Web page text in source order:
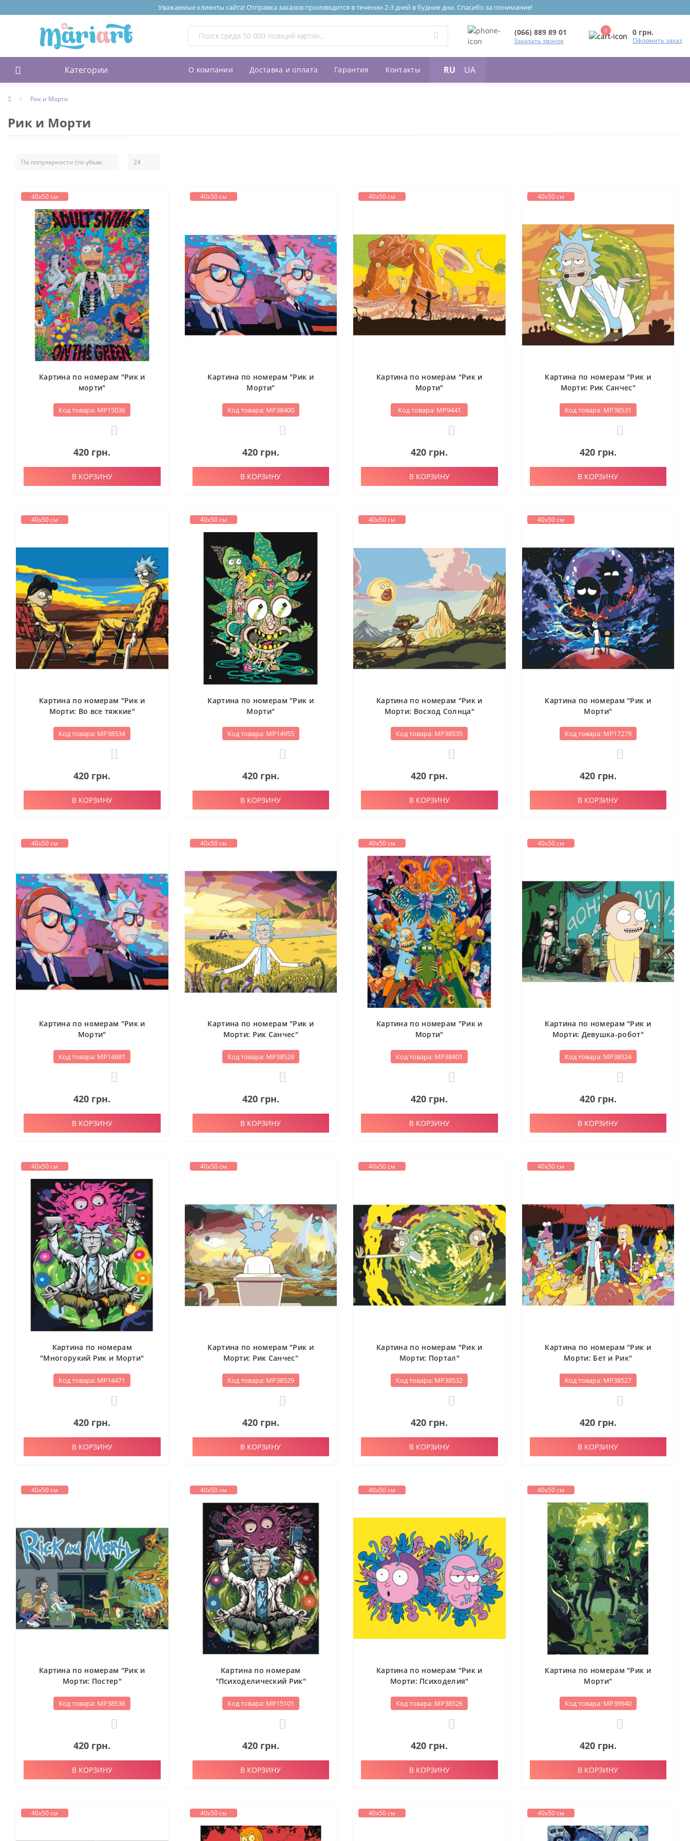
Уважаемые клиенты сайта! Отправка заказов производится в течении 2-3 дней в будние дни. Спасибо за понимание!
(066) 889 89 01
Заказать звонок
0 0 грн.
Оформить заказ
Категории О компании Доставка и оплата Гарантия Контакты RU UA
Рик и Морти
Рик и Морти
40х50 см
Картина по номерам "Рик и
морти"
Код товара: МР15036
420 грн.
В КОРЗИНУ
40х50 см
Картина по номерам "Рик и
Морти"
Код товара: МР38400
420 грн.
В КОРЗИНУ
40х50 см
Картина по номерам "Рик и
Морти"
Код товара: МР9441
420 грн.
В КОРЗИНУ
40х50 см
Картина по номерам "Рик и
Морти: Рик Санчес"
Код товара: МР38531
420 грн.
В КОРЗИНУ
40х50 см
Картина по номерам "Рик и
Морти: Во все тяжкие"
Код товара: МР38534
420 грн.
В КОРЗИНУ
40х50 см
Картина по номерам "Рик и
Морти"
Код товара: МР14955
420 грн.
В КОРЗИНУ
40х50 см
Картина по номерам "Рик и
Морти: Восход Солнца"
Код товара: МР38535
420 грн.
В КОРЗИНУ
40х50 см
Картина по номерам "Рик и
Морти"
Код товара: МР17279
420 грн.
В КОРЗИНУ
40х50 см
Картина по номерам "Рик и
Морти"
Код товара: МР14681
420 грн.
В КОРЗИНУ
40х50 см
Картина по номерам "Рик и
Морти: Рик Санчес"
Код товара: МР38528
420 грн.
В КОРЗИНУ
40х50 см
Картина по номерам "Рик и
Морти"
Код товара: МР38401
420 грн.
В КОРЗИНУ
40х50 см
Картина по номерам "Рик и
Морти: Девушка-робот"
Код товара: МР38524
420 грн.
В КОРЗИНУ
40х50 см
Картина по номерам
"Многорукий Рик и Морти"
Код товара: МР14471
420 грн.
В КОРЗИНУ
40х50 см
Картина по номерам "Рик и
Морти: Рик Санчес"
Код товара: МР38529
420 грн.
В КОРЗИНУ
40х50 см
Картина по номерам "Рик и
Морти: Портал"
Код товара: МР38532
420 грн.
В КОРЗИНУ
40х50 см
Картина по номерам "Рик и
Морти: Бет и Рик"
Код товара: МР38527
420 грн.
В КОРЗИНУ
40х50 см
Картина по номерам "Рик и
Морти: Постер"
Код товара: МР38536
420 грн.
В КОРЗИНУ
40х50 см
Картина по номерам
"Психоделический Рик"
Код товара: МР15101
420 грн.
В КОРЗИНУ
40х50 см
Картина по номерам "Рик и
Морти: Психоделия"
Код товара: МР38526
420 грн.
В КОРЗИНУ
40х50 см
Картина по номерам "Рик и
Морти"
Код товара: МР39940
420 грн.
В КОРЗИНУ
40х50 см 40х50 см 40х50 см 40х50 см